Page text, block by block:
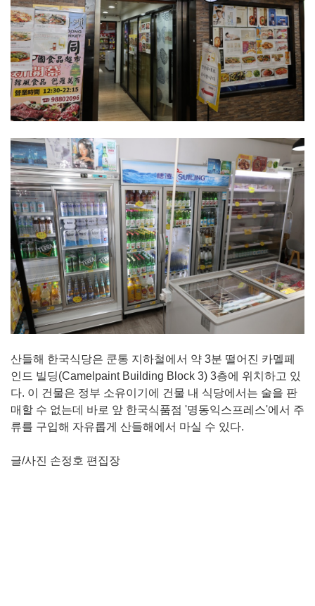
산들해 한국식당은 쿤통 지하철에서 약 3분 떨어진 카멜페
인드 빌딩(Camelpaint Building Block 3) 3층에 위치하고 있
다. 이 건물은 정부 소유이기에 건물 내 식당에서는 술을 판
매할 수 없는데 바로 앞 한국식품점 '명동익스프레스'에서 주
류를 구입해 자유롭게 산들해에서 마실 수 있다.
글/사진 손정호 편집장